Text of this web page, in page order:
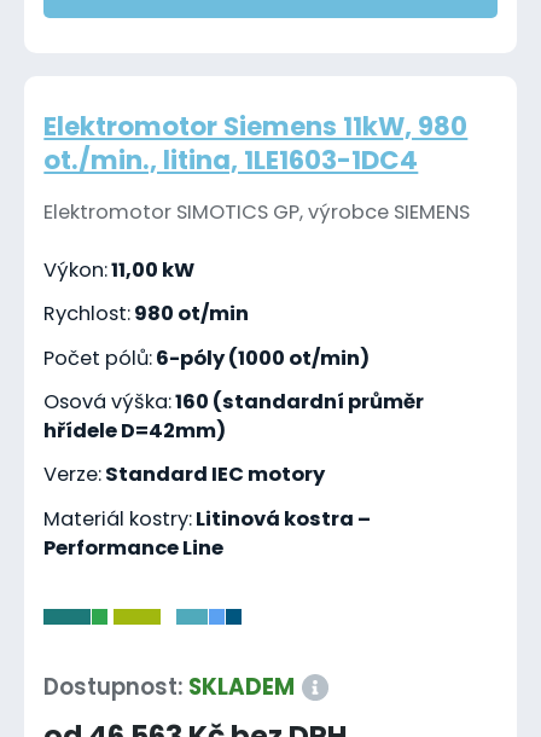
Elektromotor Siemens 11kW, 980
ot./min., litina, 1LE1603-1DC4
Elektromotor SIMOTICS GP, výrobce SIEMENS
Výkon:11,00 kW
Rychlost:980 ot/min
Počet pólů:6-póly (1000 ot/min)
Osová výška:160 (standardní průměr
hřídele D=42mm)
Verze:Standard IEC motory
Materiál kostry:Litinová kostra –
Performance Line
Dostupnost: SKLADEM